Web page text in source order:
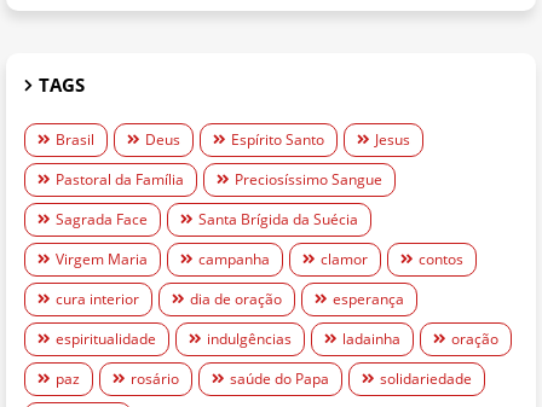
TAGS
Brasil Deus Espírito Santo
Jesus
Pastoral da Família
Preciosíssimo Sangue
Sagrada Face
Santa Brígida da Suécia
Virgem Maria
campanha clamor
contos
cura interior
dia de oração
esperança
espiritualidade
indulgências ladainha
oração
paz
rosário saúde do Papa
solidariedade